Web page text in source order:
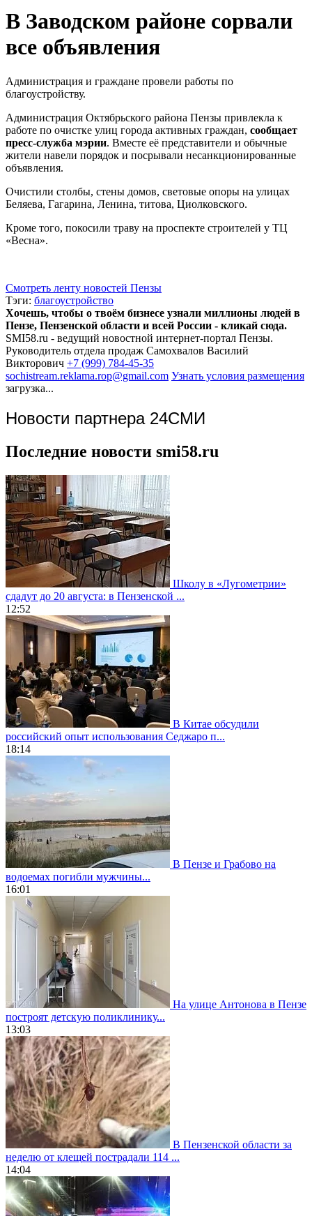
В Заводском районе сорвали
все объявления
Администрация и граждане провели работы по
благоустройству.
Администрация Октябрьского района Пензы привлекла к
работе по очистке улиц города активных граждан, сообщает
пресс-служба мэрии. Вместе её представители и обычные
жители навели порядок и посрывали несанкционированные
объявления.
Очистили столбы, стены домов, световые опоры на улицах
Беляева, Гагарина, Ленина, титова, Циолковского.
Кроме того, покосили траву на проспекте строителей у ТЦ
«Весна».
Смотреть ленту новостей Пензы
Тэги: благоустройство
Хочешь, чтобы о твоём бизнесе узнали миллионы людей в
Пензе, Пензенской области и всей России - кликай сюда.
SMI58.ru - ведущий новостной интернет-портал Пензы.
Руководитель отдела продаж Самохвалов Василий
Викторович +7 (999) 784-45-35
sochistream.reklama.rop@gmail.com Узнать условия размещения
загрузка...
Новости партнера 24СМИ
Последние новости smi58.ru
Школу в «Лугометрии»
сдадут до 20 августа: в Пензенской ...
12:52
В Китае обсудили
российский опыт использования Седжаро п...
18:14
В Пензе и Грабово на
водоемах погибли мужчины...
16:01
На улице Антонова в Пензе
построят детскую поликлинику...
13:03
В Пензенской области за
неделю от клещей пострадали 114 ...
14:04